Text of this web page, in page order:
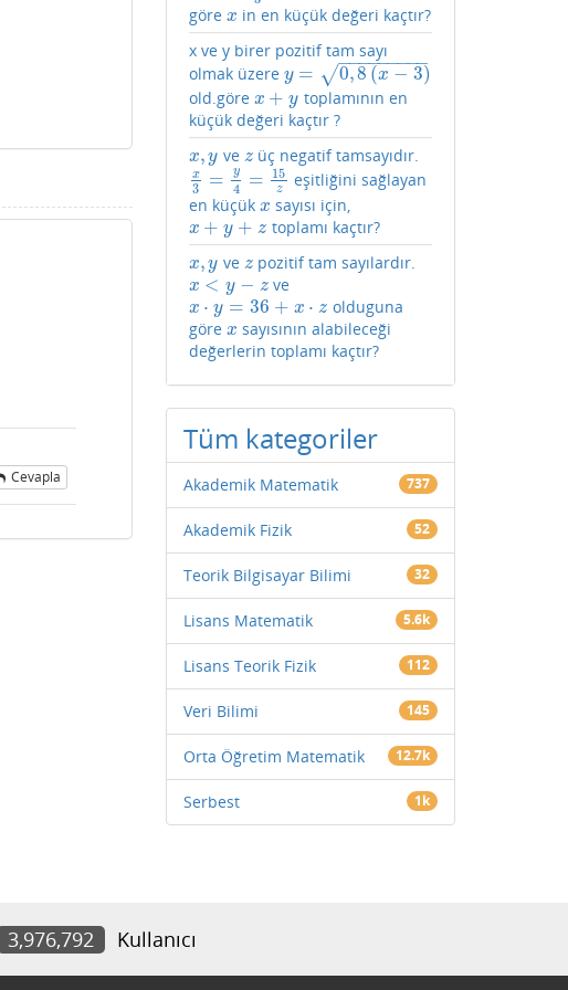
Cevapla
göre x
x in en küçük değeri kaçtır?
x ve y birer pozitif tam sayı
olmak üzere y = 0,8 (x − 3)
− −
−−−−−−−
√
y=0,8 (x−3)
old.göre x + y
x+y
toplamının en
küçük değeri kaçtır ?
x, y
x,y ve z
z üç negatif tamsayıdır.
x
3 = y
4 = 15
z
x3 =y4 =15z
eşitliğini sağlayan
en küçük x
x sayısı için,
x + y + z
x+y+ z toplamı kaçtır?
x, y
x,y ve z
z pozitif tam sayılardır.
x < y − z
x< y− z ve
x ⋅ y = 36 + x ⋅ z
x⋅ y =36+ x⋅z
olduguna
göre x
x sayısının alabileceği
değerlerin toplamı kaçtır?
Tüm kategoriler
Akademik Matematik 737
Akademik Fizik 52
Teorik Bilgisayar Bilimi 32
Lisans Matematik 5.6k
Lisans Teorik Fizik 112
Veri Bilimi 145
Orta Öğretim Matematik 12.7k
Serbest 1k
3,976,792 Kullanıcı